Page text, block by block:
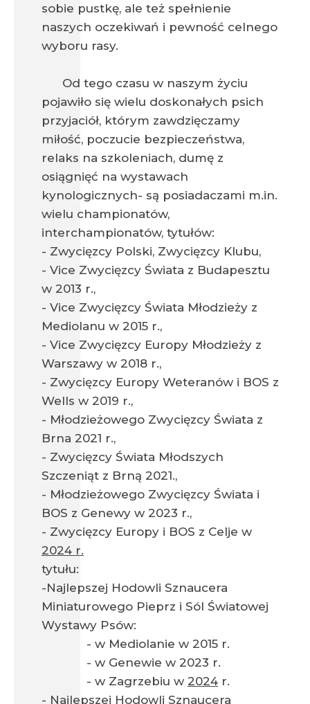
sobie pustkę, ale też spełnienie
naszych oczekiwań i pewność celnego
wyboru rasy.
Od tego czasu w naszym życiu
pojawiło się wielu doskonałych psich
przyjaciół, którym zawdzięczamy
miłość, poczucie bezpieczeństwa,
relaks na szkoleniach, dumę z
osiągnięć na wystawach
kynologicznych- są posiadaczami m.in.
wielu championatów,
interchampionatów, tytułów:
- Zwycięzcy Polski, Zwycięzcy Klubu,
- Vice Zwycięzcy Świata z Budapesztu
w 2013 r.,
- Vice Zwycięzcy Świata Młodzieży z
Mediolanu w 2015 r.,
- Vice Zwycięzcy Europy Młodzieży z
Warszawy w 2018 r.,
- Zwycięzcy Europy Weteranów i BOS z
Wells w 2019 r.,
- Młodzieżowego Zwycięzcy Świata z
Brna 2021 r.,
- Zwycięzcy Świata Młodszych
Szczeniąt z Brną 2021.,
- Młodzieżowego Zwycięzcy Świata i
BOS z Genewy w 2023 r.,
- Zwycięzcy Europy i BOS z Celje w
2024 r.
tytułu:
-Najlepszej Hodowli Sznaucera
Miniaturowego Pieprz i Sól Światowej
Wystawy Psów:
- w Mediolanie w 2015 r.
- w Genewie w 2023 r.
- w Zagrzebiu w 2024 r.
- Najlepszej Hodowli Sznaucera